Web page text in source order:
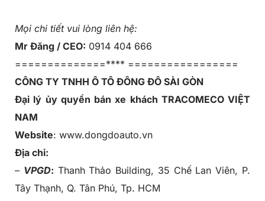
Mọi chi tiết vui lòng liên hệ:
Mr Đăng / CEO: 0914 404 666
==============**** =================
CÔNG TY TNHH Ô TÔ ĐÔNG ĐÔ SÀI GÒN
Đại lý ủy quyền bán xe khách TRACOMECO VIỆT
NAM
Website: www.dongdoauto.vn
Địa chỉ:
– VPGD: Thanh Thảo Building, 35 Chế Lan Viên, P.
Tây Thạnh, Q. Tân Phú, Tp. HCM